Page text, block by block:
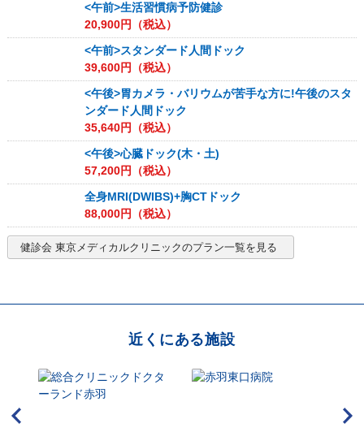
<午前>生活習慣病予防健診
20,900円（税込）
<午前>スタンダード人間ドック
39,600円（税込）
<午後>胃カメラ・バリウムが苦手な方に!午後のスタ
ンダード人間ドック
35,640円（税込）
<午後>心臓ドック(木・土)
57,200円（税込）
全身MRI(DWIBS)+胸CTドック
88,000円（税込）
健診会 東京メディカルクリニックのプラン一覧を見る
近くにある施設